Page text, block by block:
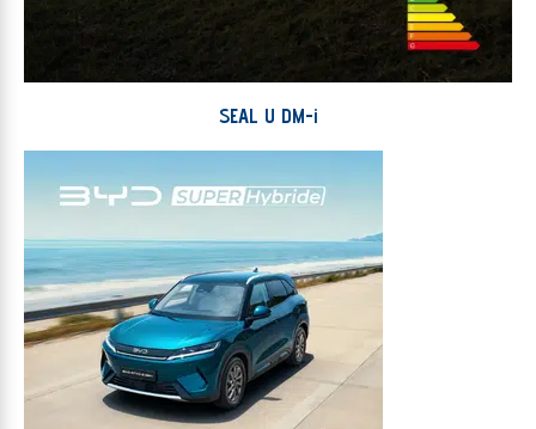
SEAL U DM-i